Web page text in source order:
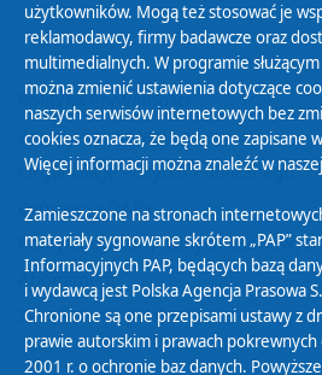
Polityka Prywatności
Zasady korzystania z Serwisu
Organizacje Pożytku Publicznego
Cyfryzacja DAB+
Polityka ochrony danych osobowych
Abonament
Zamówienia publiczne
użytkowników. Mogą też stosować je
reklamodawcy, firmy badawcze oraz
multimedialnych. W programie
można zmienić ustawienia dotyczące
naszych serwisów internetowych bez
cookies oznacza, że będą one zapisane
Więcej informacji można znaleźć w naszej
Zamieszczone na stronach
materiały sygnowane skrótem „PAP”
Informacyjnych PAP, będących bazą
i wydawcą jest Polska Agencja Prasowa
Chronione są one przepisami ustawy z
prawie autorskim i prawach pokrewnych
2001 r. o ochronie baz danych.